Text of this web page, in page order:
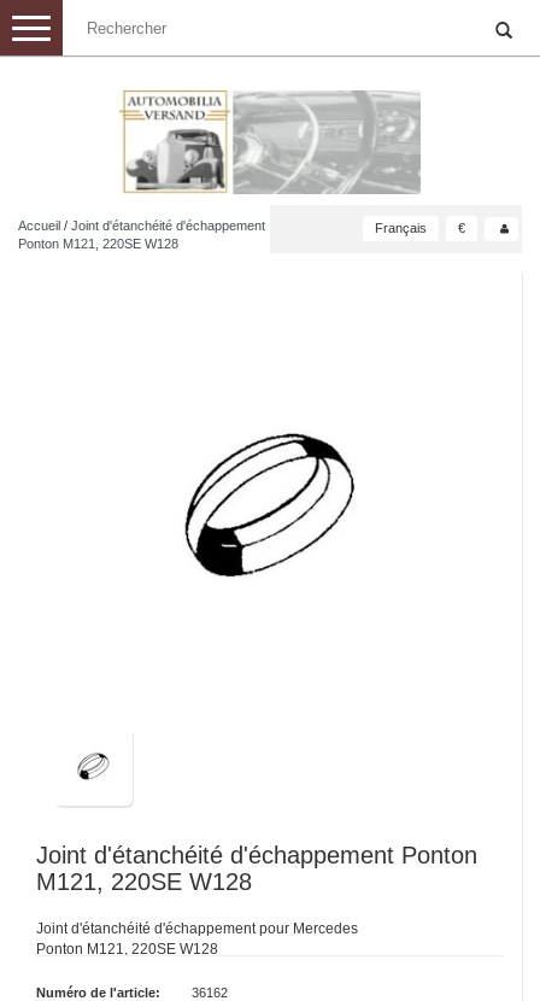
Toggle
navigation
Accueil / Joint d'étanchéité d'échappement
Ponton M121, 220SE W128
Français €
Joint d'étanchéité d'échappement Ponton
M121, 220SE W128
Joint d'étanchéité d'échappement pour Mercedes
Ponton M121, 220SE W128
Numéro de l'article:
36162